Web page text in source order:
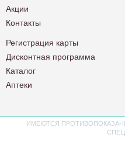
Акции
Контакты
Регистрация карты
Дисконтная программа
Каталог
Аптеки
ИМЕЮТСЯ